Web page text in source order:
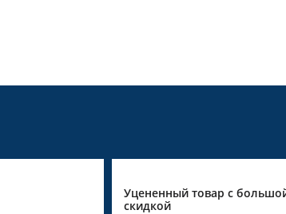
Уцененный товар с
скидкой